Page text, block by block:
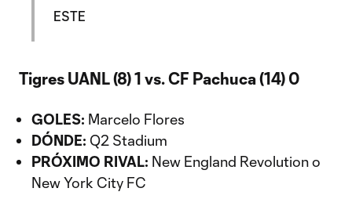
ESTE
Tigres UANL (8) 1 vs. CF Pachuca (14) 0
GOLES: Marcelo Flores
DÓNDE: Q2 Stadium
PRÓXIMO RIVAL: New England Revolution o
New York City FC